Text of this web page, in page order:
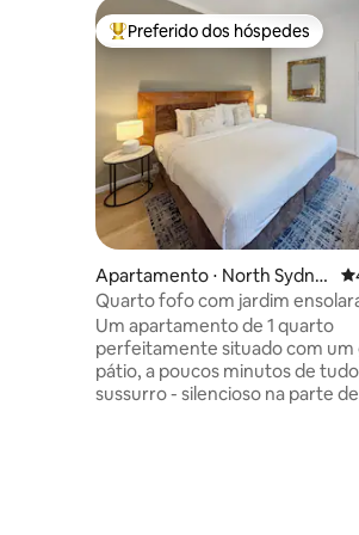
Entre os melhores preferidos
Preferido dos hóspedes
Apartamento ⋅ North Sydne
y
Quarto fofo com jardim
Um apartamento de 1 quarto
perfeitamente situado com um
pátio, a poucos minutos de
sussurro - silencioso na parte